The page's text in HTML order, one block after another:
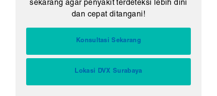
sekarang agar penyakit terdeteksi lebih dini
dan cepat ditangani!
Konsultasi Sekarang
Lokasi DVX Surabaya